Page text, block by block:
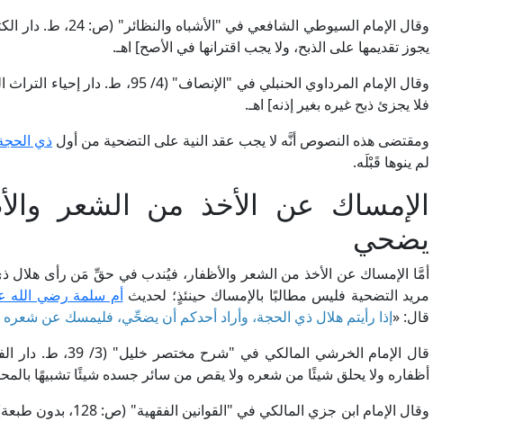
وقال الإمام السيوطي
يجوز تقديمها على الذبح، ولا يجب اقترانها في الأصح] اهـ.
وقال الإمام المرداوي الحنبلي في
فلا يجزئ ذبح غيره بغير إذنه] اهـ.
ومقتضى هذه النصوص أنَّه لا يجب عقد النية على التضحية من أول ذي
لم ينوها قَبْلَه.
الإمساك عن الأخذ من الشعر
يضحي
أمَّا الإمساك عن الأخذ من الشعر والأظفار، فيُندب في حقِّ مَن رأى هلال
مريد التضحية فليس مطالبًا بالإمساك حينئذٍ؛ لحديثأم سلمة رضي الله
قال: «إذا رأيتم هلال ذي الحجة، وأراد أحدكم أن يضحِّي، فليمسك عن شعره
قال الإمام الخرشي
أظفاره ولا يحلق شيئًا من شعره ولا يقص من سائر جسده شيئًا تشبيهًا
وقال الإمام ابن جزي